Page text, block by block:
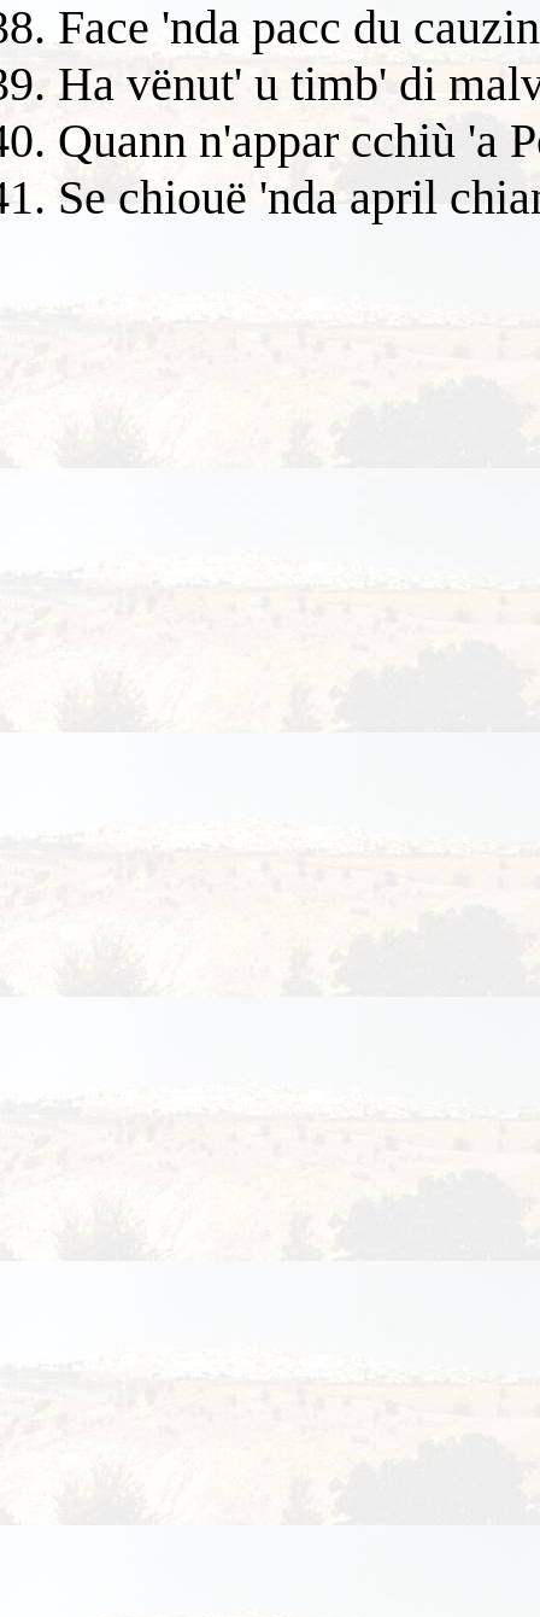
Face 'nda pacc du
Ha vënut' u timb' di
Quann n'appar cchiù 'a
Se chiouë 'nda april